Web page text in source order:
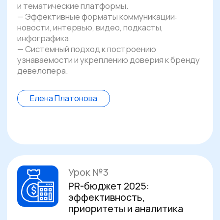
— Прогнозирование и профилактика
— Алгоритм отработки кризиса: мониторинг,
быстрая реакция, официальные комментарии.
— Стратегия «когда лучше молчать» — оценка
целесообразности публичных ответов.
— Роль руководителя и команды PR
в управлении кризисными коммуникациями.
— Практические кейсы с рынка: успешные
и провальные антикризисные стратегии.
Как действовать в кризисных ситуациях
и сохранять доверие аудитории
Антикризисные
коммуникации: управление
рисками и защита репутации
Урок №6